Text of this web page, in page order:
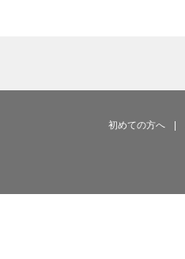
初めての方へ